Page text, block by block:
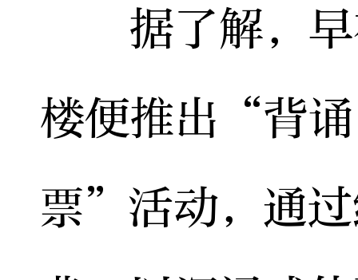
据了解，早
楼便推出“背
票”活动，通